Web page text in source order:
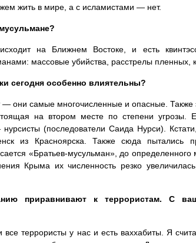
жить в мире, а с исламистами — нет.
на Ближнем Востоке, и есть
массовые убийства, расстрелы пленных,
сегодня особенно влиятельны?
— они самые многочисленные и опасные. Также
на втором месте по степени угрозы.
(последователи Саида Нурси).
из Красноярска. Также сюда пытались
«Братьев-мусульман», до
Крыма их численность резко
приравнивают к террористам. С
все террористы у нас и есть ваххабиты. Я